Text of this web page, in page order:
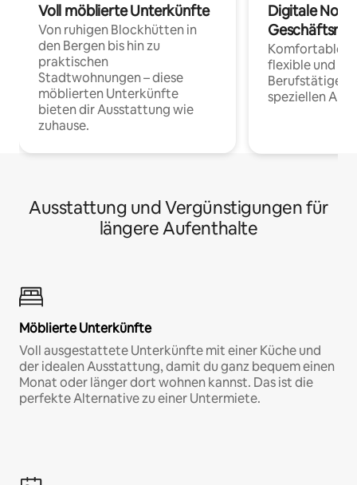
Voll möblierte Unterkünfte
Von ruhigen Blockhütten in
den Bergen bis hin zu
praktischen
Stadtwohnungen – diese
möblierten Unterkünfte
bieten dir Ausstattung wie
zuhause.
Digitale
Komfortable
flexible und
Berufstätige
speziellen
Ausstattung und Vergünstigungen für
längere Aufenthalte
Möblierte Unterkünfte
Voll ausgestattete Unterkünfte mit einer Küche und
der idealen Ausstattung, damit du ganz bequem einen
Monat oder länger dort wohnen kannst. Das ist die
perfekte Alternative zu einer Untermiete.